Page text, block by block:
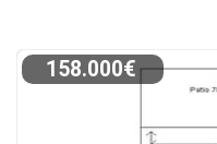
158.000€